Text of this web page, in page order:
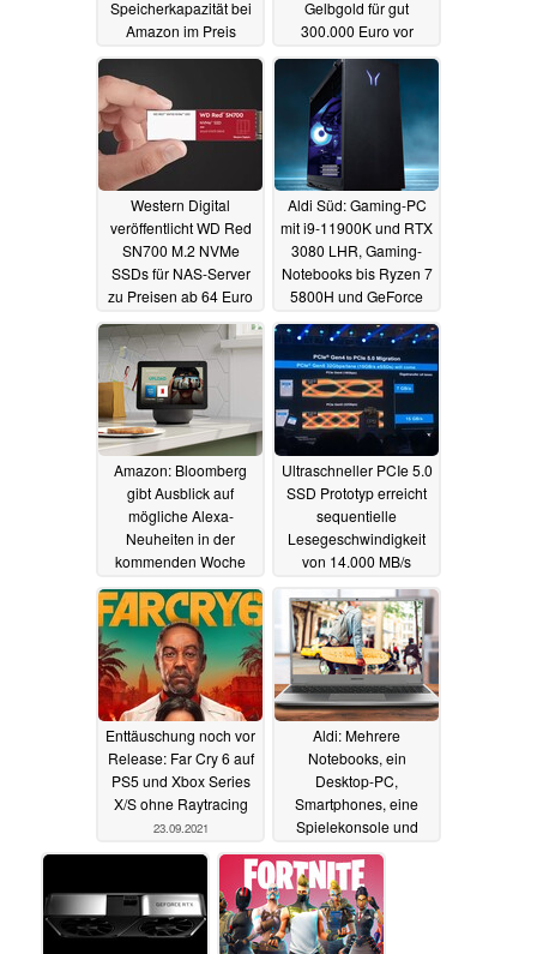
Speicherkapazität bei
Amazon im Preis
reduziert10.10.2021
Gelbgold für gut
300.000 Euro vor
06.10.2021
Western Digital
veröffentlicht WD Red
SN700 M.2 NVMe
SSDs für NAS-Server
zu Preisen ab 64 Euro
29.09.2021
Aldi Süd: Gaming-PC
mit i9-11900K und RTX
3080 LHR, Gaming-
Notebooks bis Ryzen 7
5800H und GeForce
RTX 307027.09.2021
Amazon: Bloomberg
gibt Ausblick auf
mögliche Alexa-
Neuheiten in der
kommenden Woche
24.09.2021
Ultraschneller PCIe 5.0
SSD Prototyp erreicht
sequentielle
Lesegeschwindigkeit
von 14.000 MB/s
24.09.2021
Enttäuschung noch vor
Release: Far Cry 6 auf
PS5 und Xbox Series
X/S ohne Raytracing
23.09.2021
Aldi: Mehrere
Notebooks, ein
Desktop-PC,
Smartphones, eine
Spielekonsole und
weitere Technik zu
Angebotspreisen
23.09.2021